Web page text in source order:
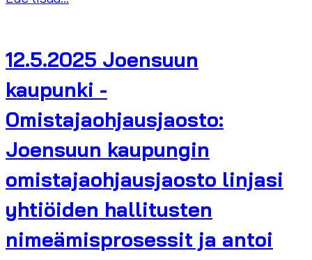
12.5.2025 Joensuun
kaupunki -
Omistajaohjausjaosto:
Joensuun kaupungin
omistajaohjausjaosto linjasi
yhtiöiden hallitusten
nimeämisprosessit ja antoi